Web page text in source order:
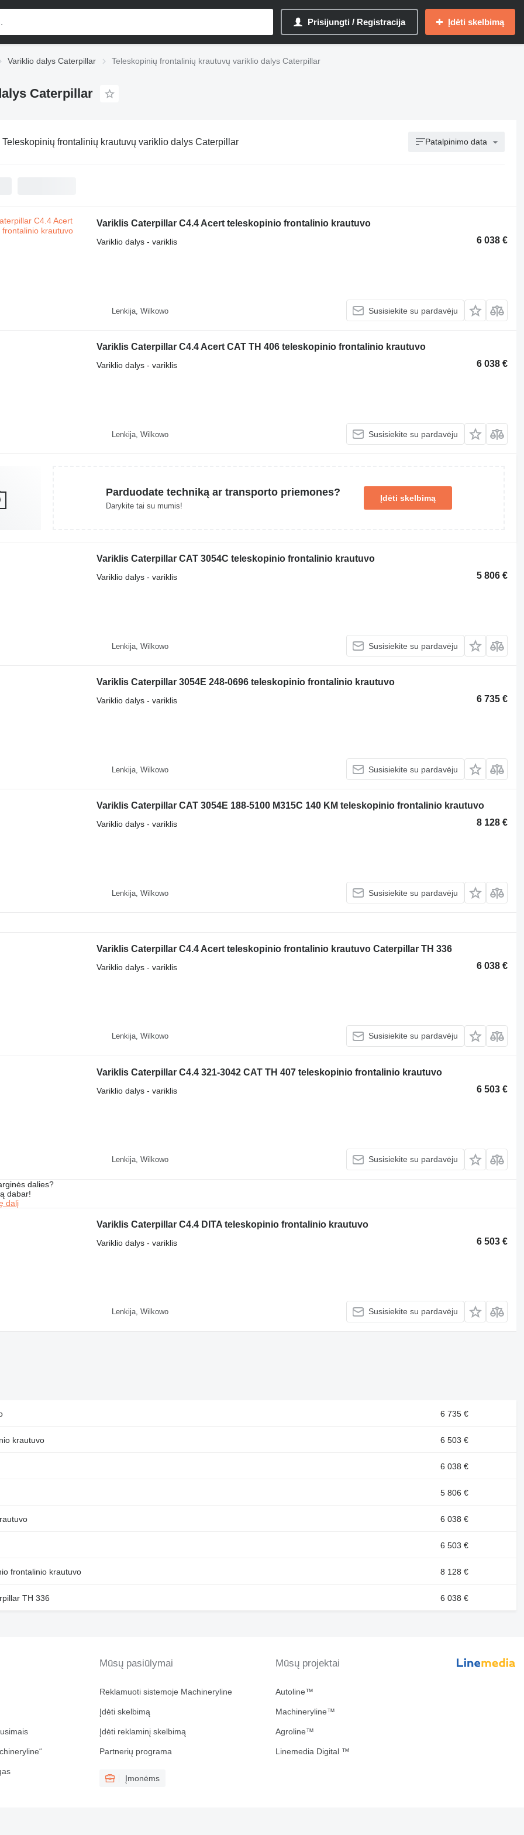
Prisijungti / Registracija Įdėti skelbimą
Variklio dalys Caterpillar Teleskopinių frontalinių krautuvų variklio dalys Caterpillar
Caterpillar
Teleskopinių frontalinių krautuvų variklio dalys Caterpillar Patalpinimo data
Variklis Caterpillar C4.4 Acert teleskopinio frontalinio krautuvo
6 038 €
Variklio dalys - variklis
Lenkija, Wilkowo Susisiekite su pardavėju
Variklis Caterpillar C4.4 Acert CAT TH 406 teleskopinio frontalinio krautuvo
6 038 €
Variklio dalys - variklis
Lenkija, Wilkowo Susisiekite su pardavėju
Parduodate techniką ar transporto priemones?
Darykite tai su mumis!
Įdėti skelbimą
Variklis Caterpillar CAT 3054C teleskopinio frontalinio krautuvo
5 806 €
Variklio dalys - variklis
Lenkija, Wilkowo Susisiekite su pardavėju
Variklis Caterpillar 3054E 248-0696 teleskopinio frontalinio krautuvo
6 735 €
Variklio dalys - variklis
Lenkija, Wilkowo Susisiekite su pardavėju
Variklis Caterpillar CAT 3054E 188-5100 M315C 140 KM teleskopinio frontalinio krautuvo
8 128 €
Variklio dalys - variklis
Lenkija, Wilkowo Susisiekite su pardavėju
Variklis Caterpillar C4.4 Acert teleskopinio frontalinio krautuvo Caterpillar TH 336
6 038 €
Variklio dalys - variklis
Lenkija, Wilkowo Susisiekite su pardavėju
Variklis Caterpillar C4.4 321-3042 CAT TH 407 teleskopinio frontalinio krautuvo
6 503 €
Variklio dalys - variklis
Lenkija, Wilkowo Susisiekite su pardavėju
dalies?
dabar!
dalį
Variklis Caterpillar C4.4 DITA teleskopinio frontalinio krautuvo
6 503 €
Variklio dalys - variklis
Lenkija, Wilkowo Susisiekite su pardavėju
6 735 €
krautuvo 6 503 €
6 038 €
5 806 €
6 038 €
6 503 €
frontalinio krautuvo 8 128 €
TH 336 6 038 €
Mūsų pasiūlymai
Reklamuoti sistemoje Machineryline
Įdėti skelbimą
Įdėti reklaminį skelbimą
Partnerių programa
Įmonėms
Mūsų projektai
Autoline™
Machineryline™
Agroline™
Linemedia Digital ™